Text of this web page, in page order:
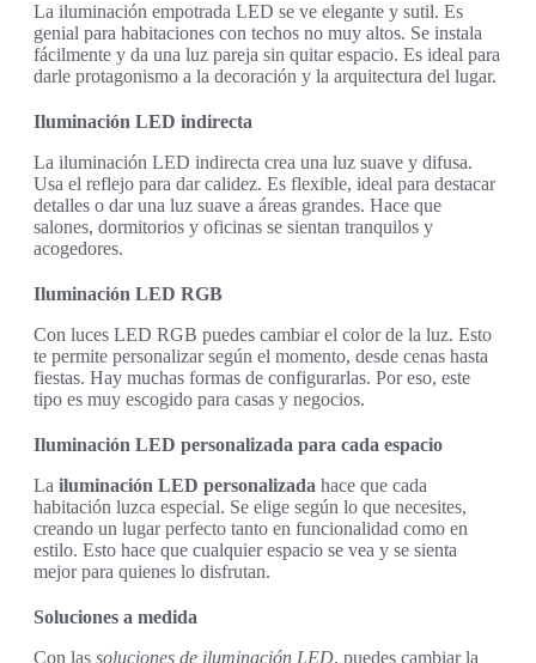
La iluminación empotrada LED se ve elegante y sutil. Es
genial para habitaciones con techos no muy altos. Se instala
fácilmente y da una luz pareja sin quitar espacio. Es ideal para
darle protagonismo a la decoración y la arquitectura del lugar.
Iluminación LED indirecta
La iluminación LED indirecta crea una luz suave y difusa.
Usa el reflejo para dar calidez. Es flexible, ideal para destacar
detalles o dar una luz suave a áreas grandes. Hace que
salones, dormitorios y oficinas se sientan tranquilos y
acogedores.
Iluminación LED RGB
Con luces LED RGB puedes cambiar el color de la luz. Esto
te permite personalizar según el momento, desde cenas hasta
fiestas. Hay muchas formas de configurarlas. Por eso, este
tipo es muy escogido para casas y negocios.
Iluminación LED personalizada para cada espacio
La iluminación LED personalizada hace que cada
habitación luzca especial. Se elige según lo que necesites,
creando un lugar perfecto tanto en funcionalidad como en
estilo. Esto hace que cualquier espacio se vea y se sienta
mejor para quienes lo disfrutan.
Soluciones a medida
Con las soluciones de iluminación LED, puedes cambiar la